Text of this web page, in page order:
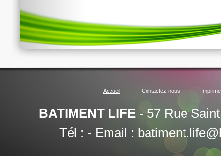
Accueil Contactez-nous
BATIMENT LIFE - 57 Rue
Tél : - Email :